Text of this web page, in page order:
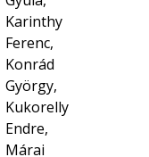
Karinthy
Ferenc,
Konrád
György,
Kukorelly
Endre,
Márai